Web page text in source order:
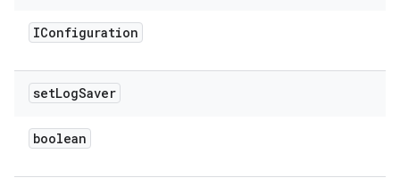
IConfiguration
setLogSaver
boolean